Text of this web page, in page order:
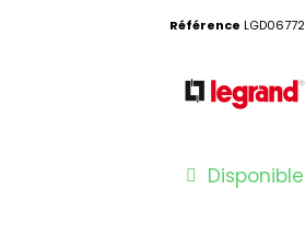
Référence
Disponible